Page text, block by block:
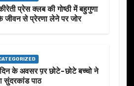
प्रेस क्लब की गोष्ठी में बहुगुणा
जीवन से प्रेरणा लेने पर जोर
के अवसर प़र छोटे-छोटे बच्चो ने
सुंदरकांड पाठ